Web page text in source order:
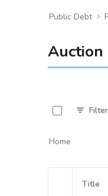
Public Debt
Auction
Filter
Home
Item Selection
Title